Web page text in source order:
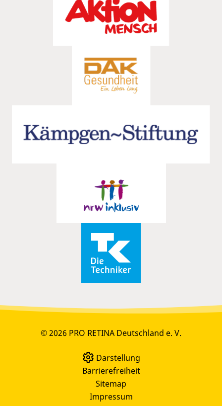
© 2026 PRO RETINA Deutschland e. V.
Darstellung
Barrierefreiheit
Sitemap
Impressum